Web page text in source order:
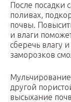
После посадки
поливах,
почвы.
и влаги
сберечь влагу
заморозков
другой
высыхание